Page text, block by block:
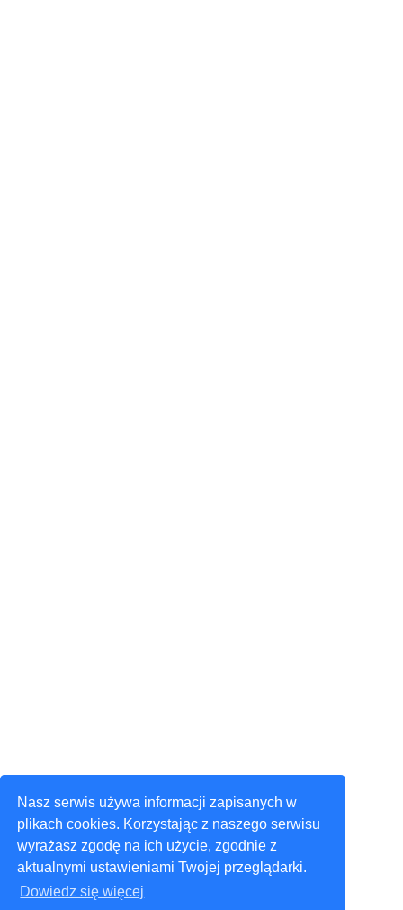
Nasz serwis używa informacji zapisanych w
plikach cookies. Korzystając z naszego serwisu
wyrażasz zgodę na ich użycie, zgodnie z
aktualnymi ustawieniami Twojej przeglądarki.
Dowiedz się więcej